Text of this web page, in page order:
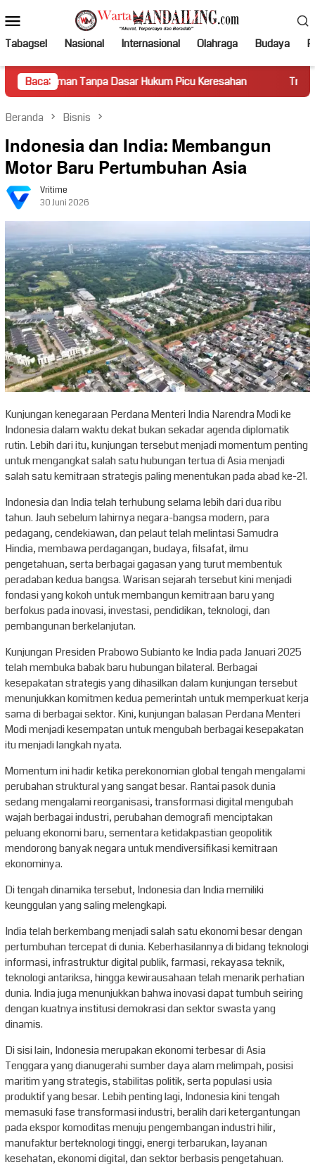
ke
kontenMobile
Tabagsel Nasional Internasional Olahraga Budaya
Baca:
Dasar Hukum Picu Keresahan Truk Miring Hambat
Beranda Bisnis
Indonesia dan India: Membangun
Motor Baru Pertumbuhan Asia
Vritime
30 Juni 2026
Kunjungan kenegaraan Perdana Menteri India Narendra Modi ke
Indonesia dalam waktu dekat bukan sekadar agenda diplomatik
rutin. Lebih dari itu, kunjungan tersebut menjadi momentum penting
untuk mengangkat salah satu hubungan tertua di Asia menjadi
salah satu kemitraan strategis paling menentukan pada abad ke-21.
Indonesia dan India telah terhubung selama lebih dari dua ribu
tahun. Jauh sebelum lahirnya negara-bangsa modern, para
pedagang, cendekiawan, dan pelaut telah melintasi Samudra
Hindia, membawa perdagangan, budaya, filsafat, ilmu
pengetahuan, serta berbagai gagasan yang turut membentuk
peradaban kedua bangsa. Warisan sejarah tersebut kini menjadi
fondasi yang kokoh untuk membangun kemitraan baru yang
berfokus pada inovasi, investasi, pendidikan, teknologi, dan
pembangunan berkelanjutan.
Kunjungan Presiden Prabowo Subianto ke India pada Januari 2025
telah membuka babak baru hubungan bilateral. Berbagai
kesepakatan strategis yang dihasilkan dalam kunjungan tersebut
menunjukkan komitmen kedua pemerintah untuk memperkuat kerja
sama di berbagai sektor. Kini, kunjungan balasan Perdana Menteri
Modi menjadi kesempatan untuk mengubah berbagai kesepakatan
itu menjadi langkah nyata.
Momentum ini hadir ketika perekonomian global tengah mengalami
perubahan struktural yang sangat besar. Rantai pasok dunia
sedang mengalami reorganisasi, transformasi digital mengubah
wajah berbagai industri, perubahan demografi menciptakan
peluang ekonomi baru, sementara ketidakpastian geopolitik
mendorong banyak negara untuk mendiversifikasi kemitraan
ekonominya.
Di tengah dinamika tersebut, Indonesia dan India memiliki
keunggulan yang saling melengkapi.
India telah berkembang menjadi salah satu ekonomi besar dengan
pertumbuhan tercepat di dunia. Keberhasilannya di bidang teknologi
informasi, infrastruktur digital publik, farmasi, rekayasa teknik,
teknologi antariksa, hingga kewirausahaan telah menarik perhatian
dunia. India juga menunjukkan bahwa inovasi dapat tumbuh seiring
dengan kuatnya institusi demokrasi dan sektor swasta yang
dinamis.
Di sisi lain, Indonesia merupakan ekonomi terbesar di Asia
Tenggara yang dianugerahi sumber daya alam melimpah, posisi
maritim yang strategis, stabilitas politik, serta populasi usia
produktif yang besar. Lebih penting lagi, Indonesia kini tengah
memasuki fase transformasi industri, beralih dari ketergantungan
pada ekspor komoditas menuju pengembangan industri hilir,
manufaktur berteknologi tinggi, energi terbarukan, layanan
kesehatan, ekonomi digital, dan sektor berbasis pengetahuan.